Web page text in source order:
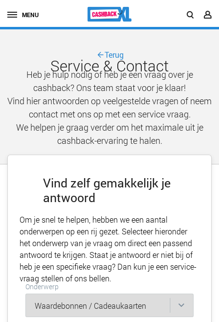
MENU
Terug
Service & Contact
Heb je hulp nodig of heb je een vraag over je
cashback? Ons team staat voor je klaar!
Vind hier antwoorden op veelgestelde vragen of neem
contact met ons op met een service vraag.
We helpen je graag verder om het maximale uit je
cashback-ervaring te halen.
Vind zelf gemakkelijk je
antwoord
Om je snel te helpen, hebben we een aantal
onderwerpen op een rij gezet. Selecteer hieronder
het onderwerp van je vraag om direct een passend
antwoord te krijgen. Staat je antwoord er niet bij of
heb je een specifieke vraag? Dan kun je een service-
vraag stellen of ons bellen.
Onderwerp